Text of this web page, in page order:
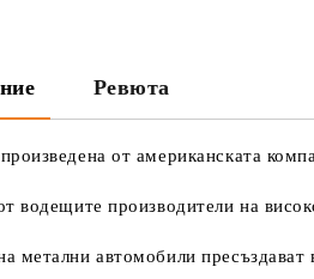
Ревюта
от американската
водещите производители на
метални автомобили пресъздават